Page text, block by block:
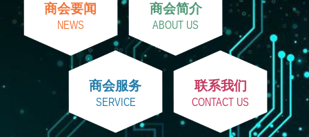
商会要闻
NEWS
商会简介
ABOUT US
商会服务
SERVICE
联系我们
CONTACT US